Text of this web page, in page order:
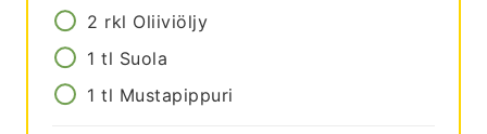
2 rkl Oliiviöljy
1 tl Suola
1 tl Mustapippuri